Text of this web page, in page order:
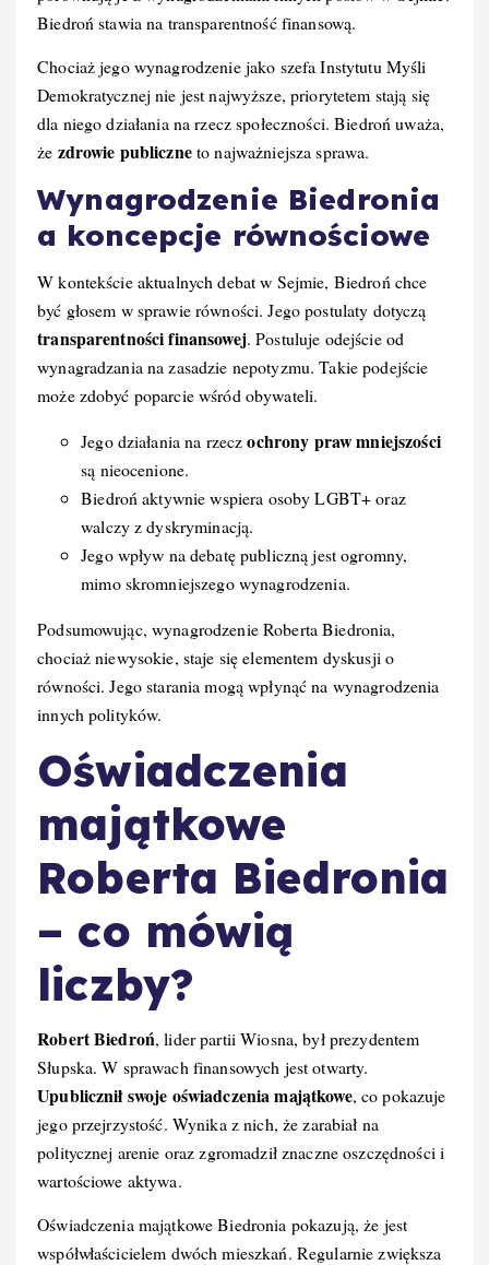
Biedroń stawia na transparentność finansową.
Chociaż jego wynagrodzenie jako szefa Instytutu Myśli
Demokratycznej nie jest najwyższe, priorytetem stają się
dla niego działania na rzecz społeczności. Biedroń uważa,
że zdrowie publiczneto najważniejsza sprawa.
Wynagrodzenie Biedronia
a koncepcje równościowe
W kontekście aktualnych debat w Sejmie, Biedroń chce
być głosem w sprawie równości. Jego postulaty dotyczą
transparentności finansowej. Postuluje odejście od
wynagradzania na zasadzie nepotyzmu. Takie podejście
może zdobyć poparcie wśród obywateli.
Jego działania na rzeczochrony praw mniejszości
są nieocenione.
Biedroń aktywnie wspiera osoby LGBT+ oraz
walczy z dyskryminacją.
Jego wpływ na debatę publiczną jest ogromny,
mimo skromniejszego wynagrodzenia.
Podsumowując, wynagrodzenie Roberta Biedronia,
chociaż niewysokie, staje się elementem dyskusji o
równości. Jego starania mogą wpłynąć na wynagrodzenia
innych polityków.
Oświadczenia
majątkowe
Roberta Biedronia
– co mówią
liczby?
Robert Biedroń, lider partii Wiosna, był prezydentem
Słupska. W sprawach finansowych jest otwarty.
Upublicznił swoje oświadczenia majątkowe, co pokazuje
jego przejrzystość. Wynika z nich, że zarabiał na
politycznej arenie oraz zgromadził znaczne oszczędności i
wartościowe aktywa.
Oświadczenia majątkowe Biedronia pokazują, że jest
współwłaścicielem dwóch mieszkań. Regularnie zwiększa